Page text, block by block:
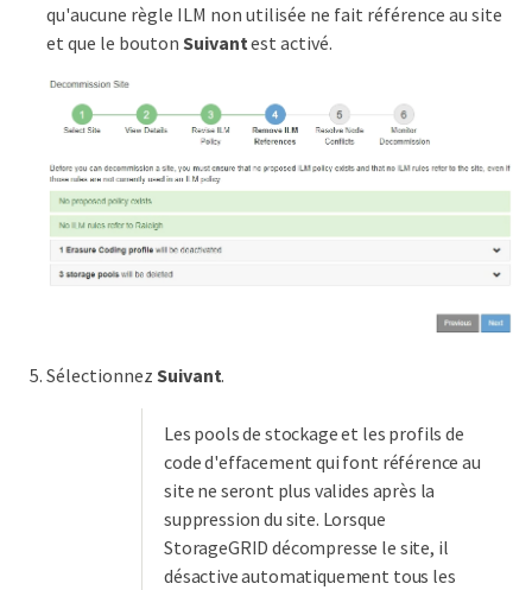
qu'aucune règle ILM non utilisée ne fait référence au site
et que le bouton Suivantest activé.
Sélectionnez Suivant.
Les pools de stockage et les profils de
code d'effacement qui font référence au
site ne seront plus valides après la
suppression du site. Lorsque
StorageGRID décompresse le site, il
désactive automatiquement tous les